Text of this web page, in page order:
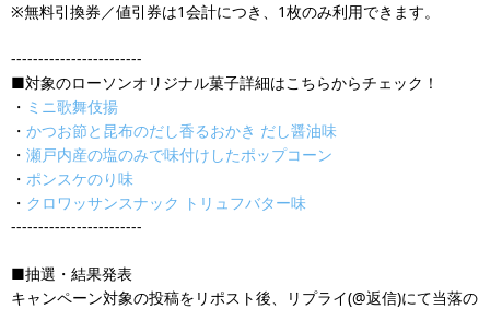
※無料引換券／値引券は1会計につき、1枚のみ利用できます。
------------------------
■対象のローソンオリジナル菓子詳細はこちらからチェック！
・ ミニ歌舞伎揚
・ かつお節と昆布のだし香るおかき だし醤油味
・ 瀬戸内産の塩のみで味付けしたポップコーン
・ ポンスケのり味
・ クロワッサンスナック トリュフバター味
------------------------
■抽選・結果発表
キャンペーン対象の投稿をリポスト後、リプライ(@返信)にて当落の